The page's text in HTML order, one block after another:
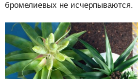
бромелиевых не исчерпываются.